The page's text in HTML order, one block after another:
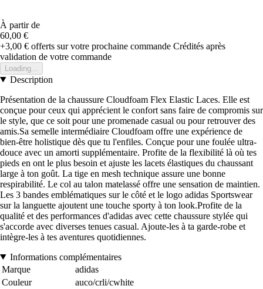
À partir de
60,00 €
+3,00 € offerts sur votre prochaine commande Crédités après
validation de votre commande
Loading...
Description
Présentation de la chaussure Cloudfoam Flex Elastic Laces. Elle est
conçue pour ceux qui apprécient le confort sans faire de compromis sur
le style, que ce soit pour une promenade casual ou pour retrouver des
amis.Sa semelle intermédiaire Cloudfoam offre une expérience de
bien-être holistique dès que tu l'enfiles. Conçue pour une foulée ultra-
douce avec un amorti supplémentaire. Profite de la flexibilité là où tes
pieds en ont le plus besoin et ajuste les lacets élastiques du chaussant
large à ton goût. La tige en mesh technique assure une bonne
respirabilité. Le col au talon matelassé offre une sensation de maintien.
Les 3 bandes emblématiques sur le côté et le logo adidas Sportswear
sur la languette ajoutent une touche sporty à ton look.Profite de la
qualité et des performances d'adidas avec cette chaussure stylée qui
s'accorde avec diverses tenues casual. Ajoute-les à ta garde-robe et
intègre-les à tes aventures quotidiennes.
Informations complémentaires
Marque
adidas
Couleur
auco/crli/cwhite